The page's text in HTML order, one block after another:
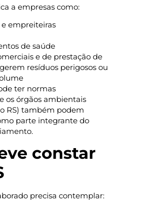
a empresas como:
empreiteiras
de saúde
e de prestação de
resíduos perigosos ou
ter normas
os órgãos ambientais
RS) também podem
parte integrante do
constar
precisa contemplar: